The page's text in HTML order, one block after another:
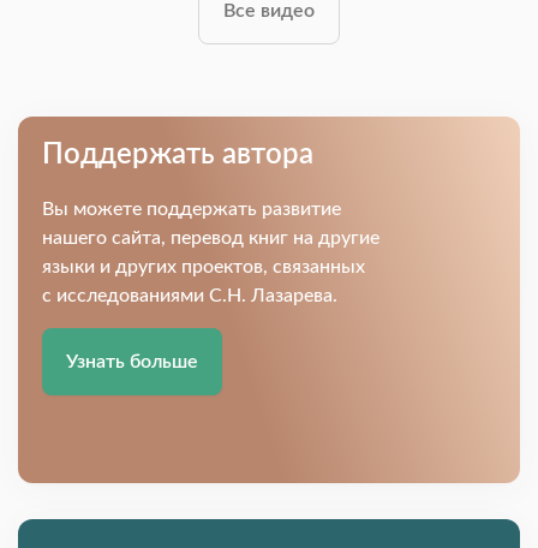
Все видео
Поддержать автора
Вы можете поддержать развитие
нашего сайта, перевод книг на другие
языки и других проектов, связанных
с исследованиями С.Н. Лазарева.
Узнать больше